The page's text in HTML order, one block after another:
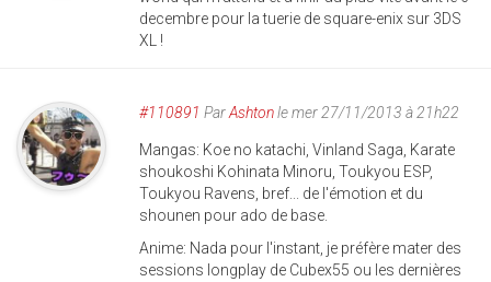
decembre pour la tuerie de square-enix sur 3DS
XL !
#110891 ParAshtonle mer 27/11/2013 à 21h22
Mangas: Koe no katachi, Vinland Saga, Karate
shoukoshi Kohinata Minoru, Toukyou ESP,
Toukyou Ravens, bref... de l'émotion et du
shounen pour ado de base.
Anime: Nada pour l'instant, je préfère mater des
sessions longplay de Cubex55 ou les dernières